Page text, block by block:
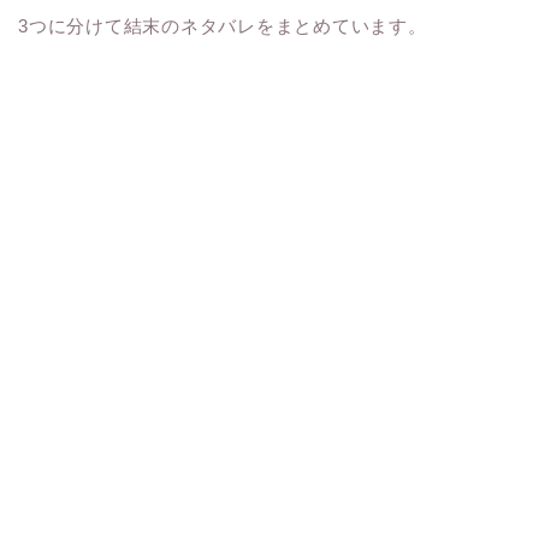
3つに分けて結末のネタバレをまとめています。